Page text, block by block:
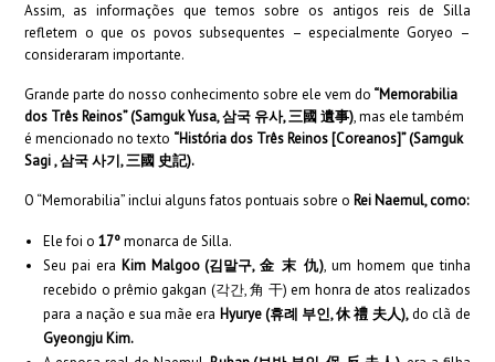
Assim, as informações que temos sobre os antigos reis de Silla
refletem o que os povos subsequentes – especialmente Goryeo –
consideraram importante.
Grande parte do nosso conhecimento sobre ele vem do “Memorabilia
dos Três Reinos” (Samguk Yusa, 삼국 유사, 三國 遺事), mas ele também
é mencionado no texto “História dos Três Reinos [Coreanos]” (Samguk
Sagi , 삼국 사기, 三國 史記).
O “Memorabilia” inclui alguns fatos pontuais sobre o Rei Naemul, como:
Ele foi o17ºmonarca de Silla.
Seu pai era Kim Malgoo (김말구, 金 末 仇), um homem que tinha
recebido o prêmio gakgan (각간, 角 干) em honra de atos realizados
para a nação e sua mãe era Hyurye (휴례 부인, 休 禮 夫人),do clã de
Gyeongju Kim.